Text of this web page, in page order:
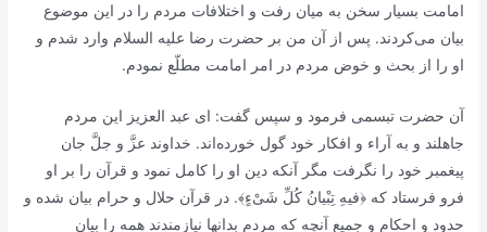
امامت بسيار سخن به ميان رفت و اختلافات مردم را در اين موضوع
بيان مى‌كردند. پس از آن من بر حضرت رضا عليه السلام وارد شدم و
او را از بحث و خوض مردم در امر امامت مطلّع نمودم.
آن حضرت تبسمى فرمود و سپس گفت: اى عبد العزيز اين مردم
جاهلند و به آراء و افكار خود گول خورده‌اند. خداوند عزَّ و جلَّ جان
پيغمبر خود را نگرفت مگر آنكه دين او را كامل نمود و قرآن را بر او
فرو فرستاد كه ﴿فيهِ تِبْيانُ كُلِّ شَىْ‌ءٍ﴾. در قرآن حلال و حرام بيان شده و
حدود و احكام و جميع آنچه كه مردم بدانها نيازمندند همه را بيان